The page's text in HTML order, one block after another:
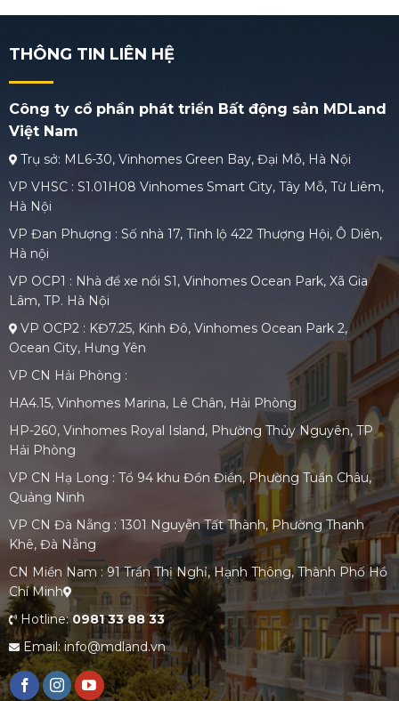
THÔNG TIN LIÊN HỆ
Công ty cổ phần phát triển Bất động sản MDLand
Việt Nam
Trụ sở: ML6-30, Vinhomes Green Bay, Đại Mỗ, Hà Nội
VP VHSC : S1.01H08 Vinhomes Smart City, Tây Mỗ, Từ Liêm,
Hà Nội
VP Đan Phượng : Số nhà 17, Tỉnh lộ 422 Thượng Hội, Ô Diên,
Hà nội
VP OCP1 : Nhà để xe nổi S1, Vinhomes Ocean Park, Xã Gia
Lâm, TP. Hà Nội
VP OCP2 : KĐ7.25, Kinh Đô, Vinhomes Ocean Park 2,
Ocean City, Hưng Yên
VP CN Hải Phòng :
HA4.15, Vinhomes Marina, Lê Chân, Hải Phòng
HP-260, Vinhomes Royal Island, Phường Thủy Nguyên, TP
Hải Phòng
VP CN Hạ Long : Tổ 94 khu Đồn Điền, Phường Tuần Châu,
Quảng Ninh
VP CN Đà Nẵng : 1301 Nguyễn Tất Thành, Phường Thanh
Khê, Đà Nẵng
CN Miền Nam : 91 Trần Thị Nghỉ, Hạnh Thông, Thành Phố Hồ
Chí Minh
Hotline:0981 33 88 33
Email: info@mdland.vn